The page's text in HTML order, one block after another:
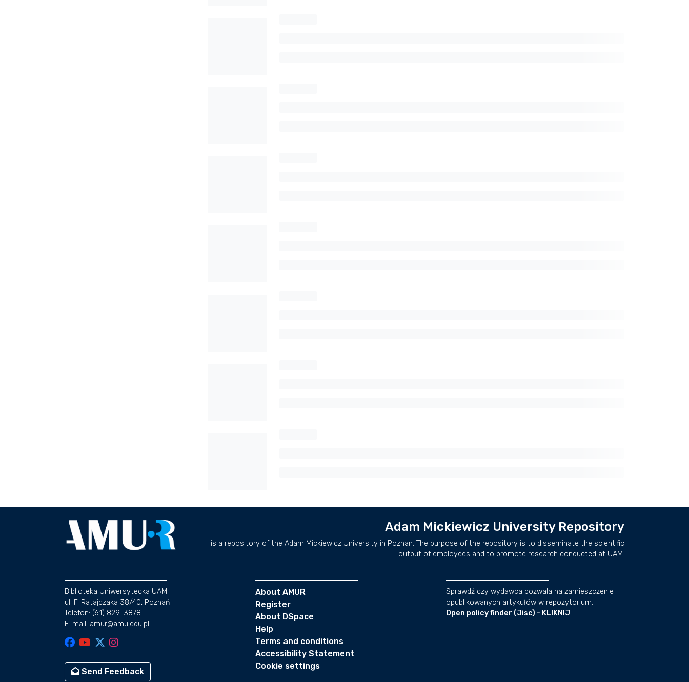
Adam Mickiewicz University Repository
is a repository of the Adam Mickiewicz University in Poznan. The purpose of the repository is to disseminate the scientific
output of employees and to promote research conducted at UAM.
Biblioteka Uniwersytecka UAM
ul. F. Ratajczaka 38/40, Poznań
Telefon: (61) 829-3878
E-mail: amur@amu.edu.pl
Send Feedback
About AMUR
Register
About DSpace
Help
Terms and conditions
Accessibility Statement
Cookie settings
Sprawdź czy wydawca pozwala na zamieszczenie
opublikowanych artykułów w repozytorium:
Open policy finder (Jisc) - KLIKNIJ